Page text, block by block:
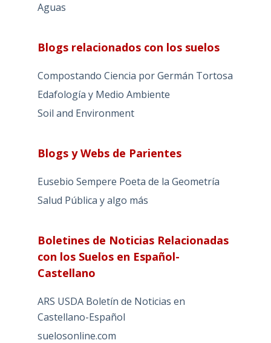
Aguas
Blogs relacionados con los suelos
Compostando Ciencia por Germán Tortosa
Edafología y Medio Ambiente
Soil and Environment
Blogs y Webs de Parientes
Eusebio Sempere Poeta de la Geometría
Salud Pública y algo más
Boletines de Noticias Relacionadas
con los Suelos en Español-
Castellano
ARS USDA Boletín de Noticias en
Castellano-Español
suelosonline.com